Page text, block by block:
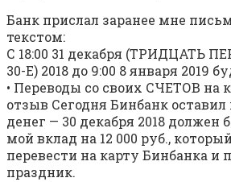
Банк прислал заранее мне
текстом:
С 18:00 31 декабря (ТРИДЦАТЬ
30-Е) 2018 до 9:00 8 января 2019
• Переводы со своих СЧЕТОВ на
отзыв Сегодня Бинбанк
денег — 30 декабря 2018 должен
мой вклад на 12 000 руб.,
перевести на карту Бинбанка и
праздник.